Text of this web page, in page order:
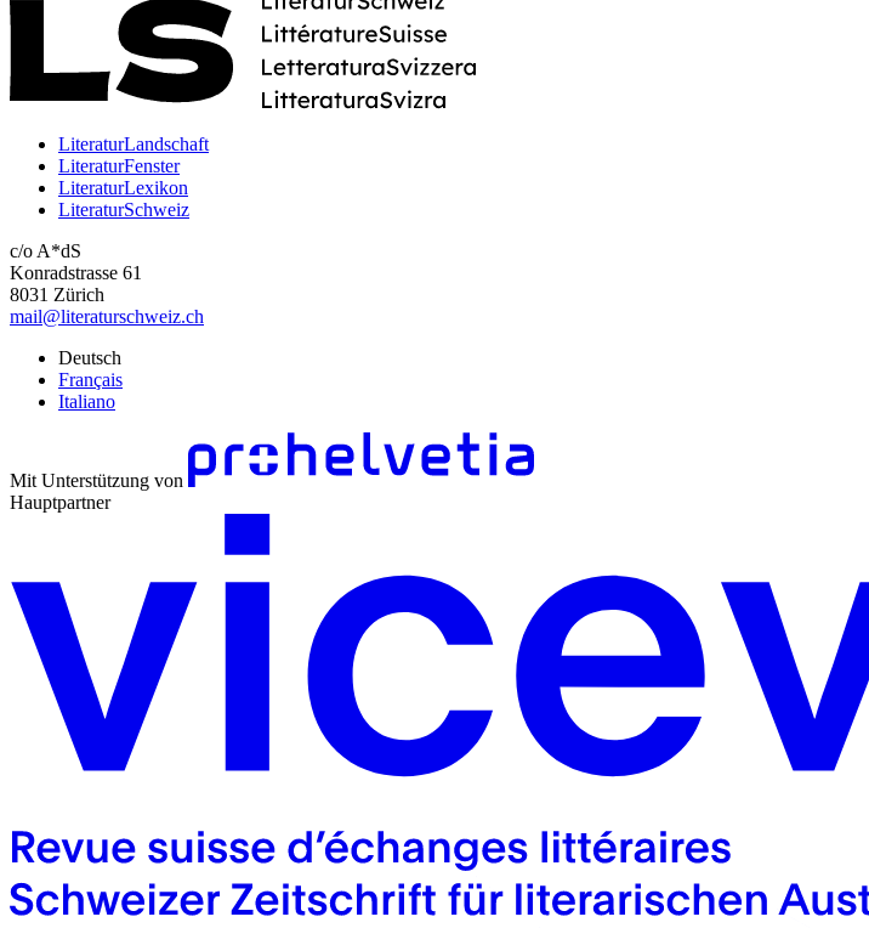
LiteraturLandschaft
LiteraturFenster
LiteraturLexikon
LiteraturSchweiz
c/o A*dS
Konradstrasse 61
8031 Zürich
mail@literaturschweiz.ch
Deutsch
Français
Italiano
Mit Unterstützung von
Hauptpartner